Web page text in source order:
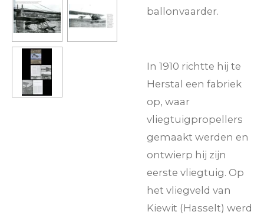
ballonvaarder.
In 1910 richtte hij te
Herstal een fabriek
op, waar
vliegtuigpropellers
gemaakt werden en
ontwierp hij zijn
eerste vliegtuig. Op
het vliegveld van
Kiewit (Hasselt) werd